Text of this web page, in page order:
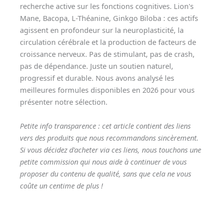
recherche active sur les fonctions cognitives. Lion's
Mane, Bacopa, L-Théanine, Ginkgo Biloba : ces actifs
agissent en profondeur sur la neuroplasticité, la
circulation cérébrale et la production de facteurs de
croissance nerveux. Pas de stimulant, pas de crash,
pas de dépendance. Juste un soutien naturel,
progressif et durable. Nous avons analysé les
meilleures formules disponibles en 2026 pour vous
présenter notre sélection.
Petite info transparence : cet article contient des liens
vers des produits que nous recommandons sincèrement.
Si vous décidez d'acheter via ces liens, nous touchons une
petite commission qui nous aide à continuer de vous
proposer du contenu de qualité, sans que cela ne vous
coûte un centime de plus !